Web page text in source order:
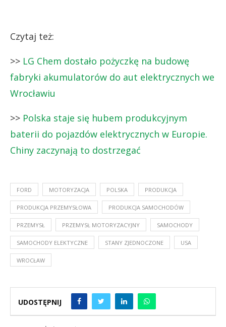
Czytaj też:
>> LG Chem dostało pożyczkę na budowę
fabryki akumulatorów do aut elektrycznych we
Wrocławiu
>> Polska staje się hubem produkcyjnym
baterii do pojazdów elektrycznych w Europie.
Chiny zaczynają to dostrzegać
FORD MOTORYZACJA POLSKA PRODUKCJA
PRODUKCJA PRZEMYSŁOWA PRODUKCJA SAMOCHODÓW
PRZEMYSŁ PRZEMYSŁ MOTORYZACYJNY SAMOCHODY
SAMOCHODY ELEKTYCZNE STANY ZJEDNOCZONE USA
WROCŁAW
UDOSTĘPNIJ